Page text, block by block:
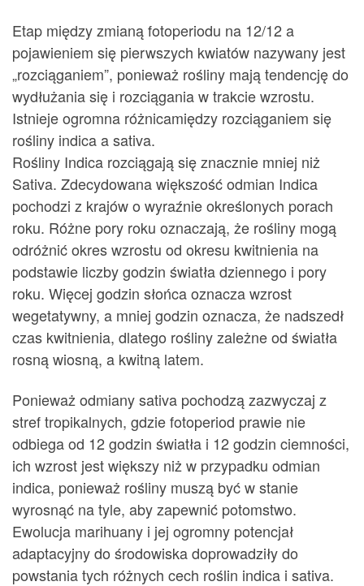
Etap między zmianą fotoperiodu na 12/12 a
pojawieniem się pierwszych kwiatów nazywany jest
„rozciąganiem”, ponieważ rośliny mają tendencję do
wydłużania się i rozciągania w trakcie wzrostu.
Istnieje ogromna różnicamiędzy rozciąganiem się
rośliny indica a sativa.
Rośliny Indica rozciągają się znacznie mniej niż
Sativa. Zdecydowana większość odmian Indica
pochodzi z krajów o wyraźnie określonych porach
roku. Różne pory roku oznaczają, że rośliny mogą
odróżnić okres wzrostu od okresu kwitnienia na
podstawie liczby godzin światła dziennego i pory
roku. Więcej godzin słońca oznacza wzrost
wegetatywny, a mniej godzin oznacza, że nadszedł
czas kwitnienia, dlatego rośliny zależne od światła
rosną wiosną, a kwitną latem.
Ponieważ odmiany sativa pochodzą zazwyczaj z
stref tropikalnych, gdzie fotoperiod prawie nie
odbiega od 12 godzin światła i 12 godzin ciemności,
ich wzrost jest większy niż w przypadku odmian
indica, ponieważ rośliny muszą być w stanie
wyrosnąć na tyle, aby zapewnić potomstwo.
Ewolucja marihuany i jej ogromny potencjał
adaptacyjny do środowiska doprowadziły do
powstania tych różnych cech roślin indica i sativa.